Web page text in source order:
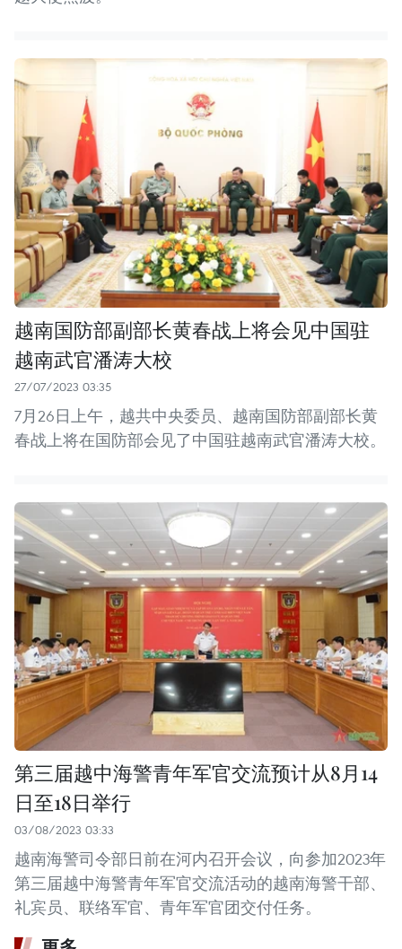
越南国防部副部长黄春战上将会见中国驻
越南武官潘涛大校
27/07/2023 03:35
7月26日上午，越共中央委员、越南国防部副部长黄
春战上将在国防部会见了中国驻越南武官潘涛大校。
第三届越中海警青年军官交流预计从8月14
日至18日举行
03/08/2023 03:33
越南海警司令部日前在河内召开会议，向参加2023年
第三届越中海警青年军官交流活动的越南海警干部、
礼宾员、联络军官、青年军官团交付任务。